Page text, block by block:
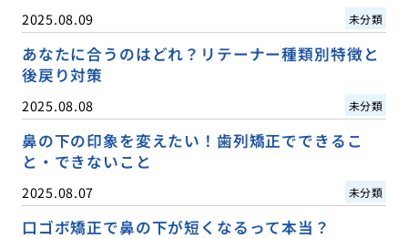
2025.08.09 未分類
あなたに合うのはどれ？リテーナー種類別特徴と
後戻り対策
2025.08.08 未分類
鼻の下の印象を変えたい！歯列矯正でできるこ
と・できないこと
2025.08.07 未分類
口ゴボ矯正で鼻の下が短くなるって本当？